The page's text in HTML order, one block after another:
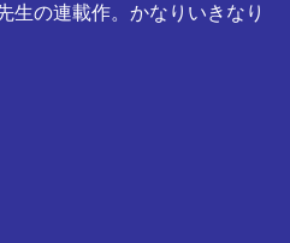
生の連載作。かなりいきなり